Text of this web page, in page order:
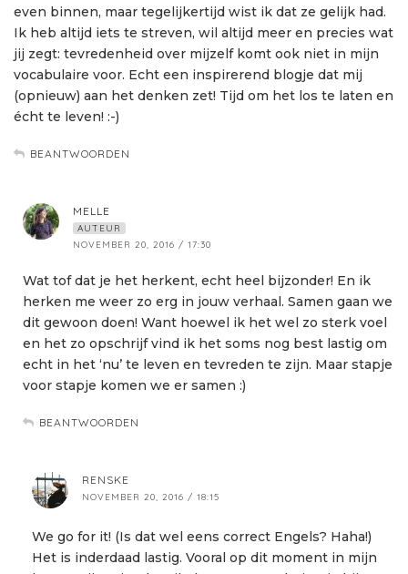
even binnen, maar tegelijkertijd wist ik dat ze gelijk had.
Ik heb altijd iets te streven, wil altijd meer en precies wat
jij zegt: tevredenheid over mijzelf komt ook niet in mijn
vocabulaire voor. Echt een inspirerend blogje dat mij
(opnieuw) aan het denken zet! Tijd om het los te laten en
écht te leven! :-)
BEANTWOORDEN
MELLE
AUTEUR
NOVEMBER 20, 2016 / 17:30
Wat tof dat je het herkent, echt heel bijzonder! En ik
herken me weer zo erg in jouw verhaal. Samen gaan we
dit gewoon doen! Want hoewel ik het wel zo sterk voel
en het zo opschrijf vind ik het soms nog best lastig om
echt in het ‘nu’ te leven en tevreden te zijn. Maar stapje
voor stapje komen we er samen :)
BEANTWOORDEN
RENSKE
NOVEMBER 20, 2016 / 18:15
We go for it! (Is dat wel eens correct Engels? Haha!)
Het is inderdaad lastig. Vooral op dit moment in mijn